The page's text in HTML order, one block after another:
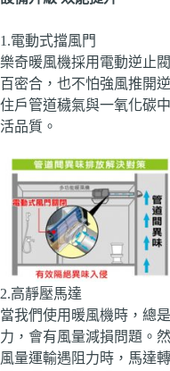
1.電動式擋風門
樂奇暖風機採用電動逆止
百密合，也不怕強風推開
住戶管道穢氣與一氧化碳
活品質。
2.高靜壓馬達
當我們使用暖風機時，總
力，會有風量減損問題。
風量運輸遇阻力時，馬達